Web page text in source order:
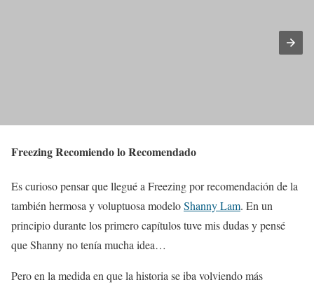
Freezing Recomiendo lo Recomendado
Es curioso pensar que llegué a Freezing por recomendación de la
también hermosa y voluptuosa modeloShanny Lam. En un
principio durante los primero capítulos tuve mis dudas y pensé
que Shanny no tenía mucha idea…
Pero en la medida en que la historia se iba volviendo más